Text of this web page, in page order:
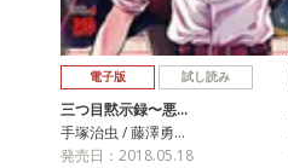
電子版 試し読み
三つ目黙示録〜悪…
手塚治虫 / 藤澤勇…
発売日：2018.05.18